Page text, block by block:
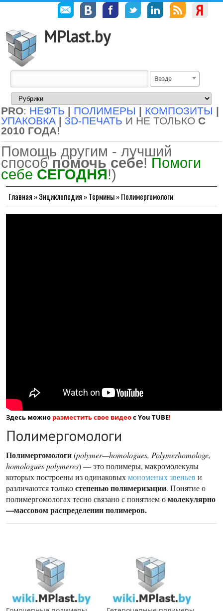
MPlast.by
Везде
PRO: НЕФТЬ | ПОЛИМЕРЫ | КОМПОЗИТЫ |
УПАКОВКА | 3D-ПЕЧАТЬ И НЕ ТОЛЬКО С
2010 ГОДА!
Помощь другим - лучший
способ помочь себе! Помоги
себе СЕГОДНЯ!)
Главная »Энциклопедия »Термины»Полимергомологи
Здесь можно разместить свое видеос You TUBE!
Полимергомологи
Полимергомологи(polymer—homologues, Polymerhomologe,
homologuespolymeres) —этополимеры, макромолекулы
которыхпостроеныизодинаковыхмономеныхзвеньев и
различаютсятолькостепеньюполимеризации. Понятиео
полимергомологахтесносвязаноспонятиемомолекулярно
—массовомраспределенииполимеров.